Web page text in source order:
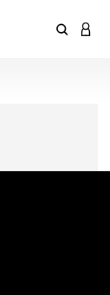
Inserisci